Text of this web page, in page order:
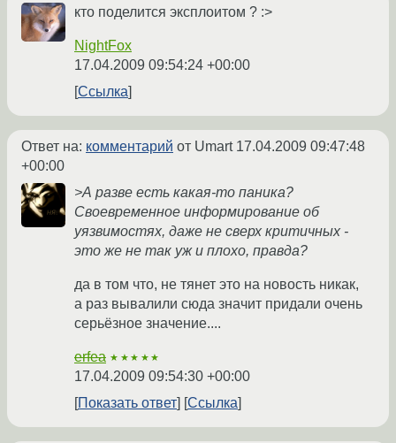
кто поделится эксплоитом ? :>
NightFox
17.04.2009 09:54:24 +00:00
Ссылка
Ответ на: комментарий от Umart 17.04.2009 09:47:48
+00:00
>А разве есть какая-то паника?
Своевременное информирование об
уязвимостях, даже не сверх критичных -
это же не так уж и плохо, правда?
да в том что, не тянет это на новость никак,
а раз вывалили сюда значит придали очень
серьёзное значение....
erfea ★★★★★
17.04.2009 09:54:30 +00:00
Показать ответ
Ссылка